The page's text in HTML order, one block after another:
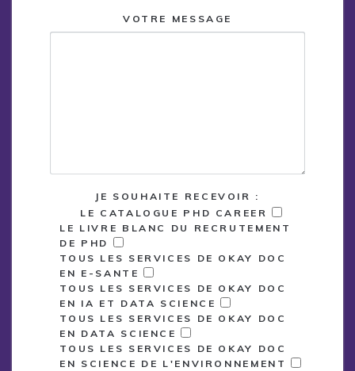
VOTRE MESSAGE
JE SOUHAITE RECEVOIR :
LE CATALOGUE PHD CAREER
LE LIVRE BLANC DU RECRUTEMENT
DE PHD
TOUS LES SERVICES DE OKAY DOC
EN E-SANTE
TOUS LES SERVICES DE OKAY DOC
EN IA ET DATA SCIENCE
TOUS LES SERVICES DE OKAY DOC
EN DATA SCIENCE
TOUS LES SERVICES DE OKAY DOC
EN SCIENCE DE L'ENVIRONNEMENT